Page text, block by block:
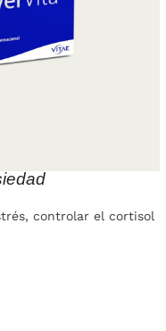
controlar el cortisol